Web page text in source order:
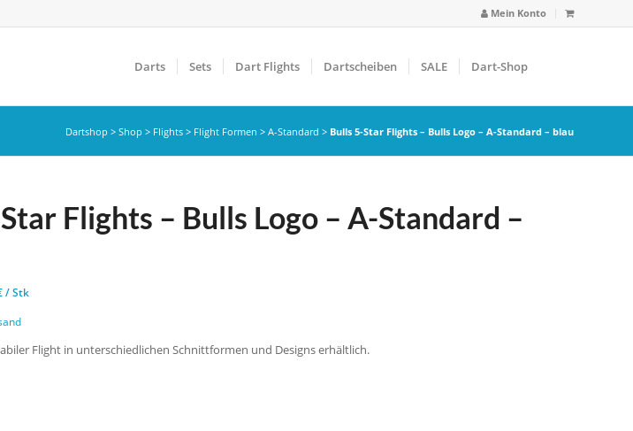
Mein Konto
Darts Sets Dart Flights Dartscheiben SALE Dart-Shop
Dartshop > Shop > Flights > Flight Formen > A-Standard > Bulls 5-Star Flights – Bulls Logo – A-Standard – blau
Flights – Bulls Logo – A-Standard –
/Stk
Flight in unterschiedlichen Schnittformen und Designs erhältlich.